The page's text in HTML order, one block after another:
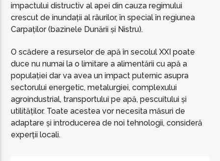
impactului distructiv al apei din cauza regimului
crescut de inundații al râurilor, în special în regiunea
Carpaților (bazinele Dunării și Nistru).
O scădere a resurselor de apă în secolul XXI poate
duce nu numai la o limitare a alimentării cu apă a
populației dar va avea un impact puternic asupra
sectorului energetic, metalurgiei, complexului
agroindustrial, transportului pe apă, pescuitului și
utilităților. Toate acestea vor necesita măsuri de
adaptare și introducerea de noi tehnologii, consideră
experții locali.